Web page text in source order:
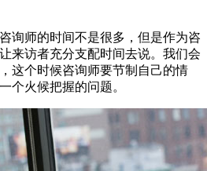
询师的时间不是很多，但是作为咨
来访者充分支配时间去说。我们会
这个时候咨询师要节制自己的情
个火候把握的问题。